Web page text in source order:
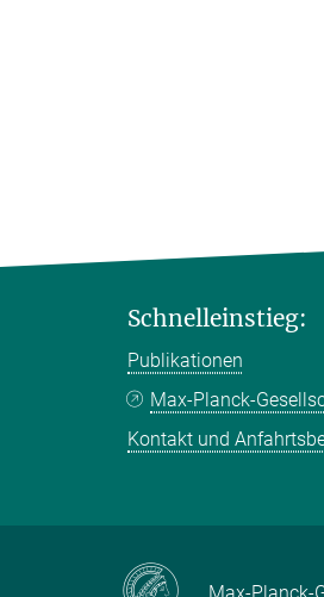
Schnelleinstieg:
Publikationen
Max-Planck-
Kontakt und
Max-Planck-